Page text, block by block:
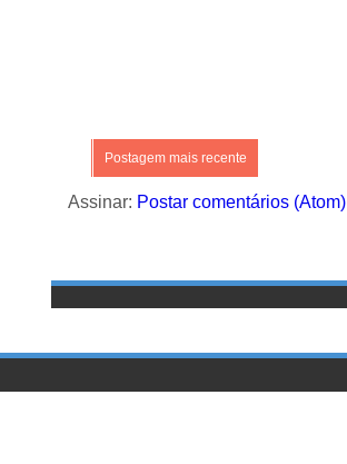
Postagem mais recente
Assinar: Postar comentários (Atom)